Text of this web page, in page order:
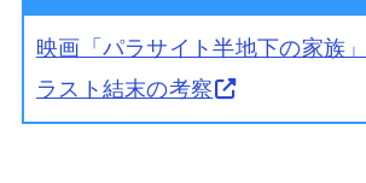
映画「パラサイト半地下の家族
ラスト結末の考察